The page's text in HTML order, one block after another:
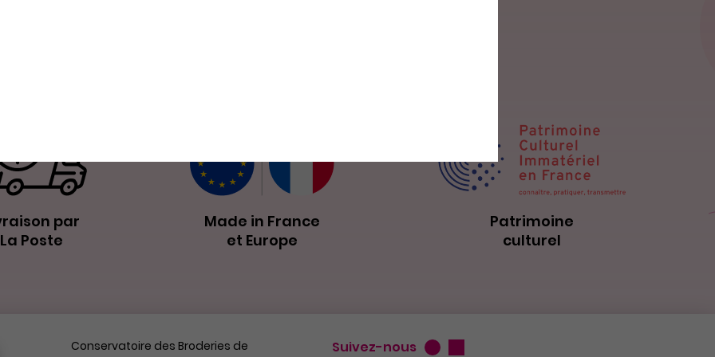
par
La Poste
Made in France
et Europe
Patrimoine
culturel
Conservatoire des Broderies de
Suivez-nous